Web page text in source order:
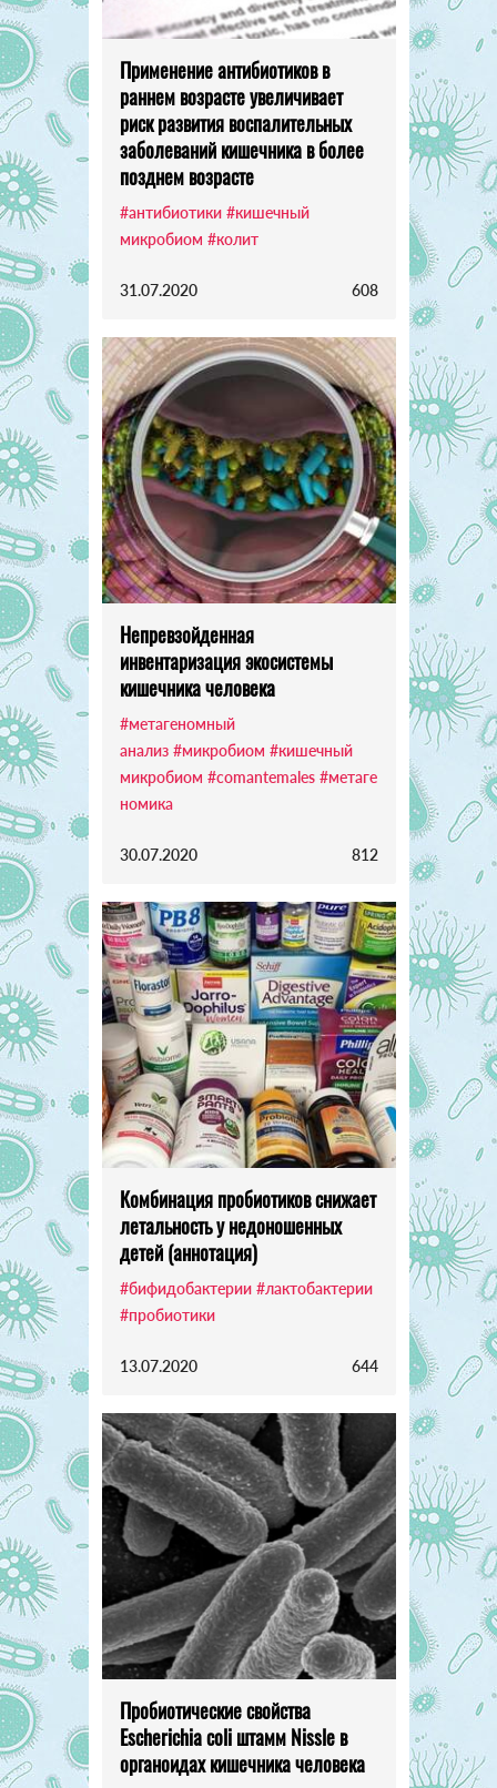
Применение антибиотиков в
раннем возрасте увеличивает
риск развития воспалительных
заболеваний кишечника в более
позднем возрасте
#антибиотики #кишечный
микробиом #колит
31.07.2020 608
Непревзойденная
инвентаризация экосистемы
кишечника человека
#метагеномный
анализ #микробиом #кишечный
микробиом #comantemales #метаге
номика
30.07.2020 812
Комбинация пробиотиков снижает
летальность у недоношенных
детей (аннотация)
#бифидобактерии #лактобактерии
#пробиотики
13.07.2020 644
Пробиотические свойства
Escherichia coli штамм Nissle в
органоидах кишечника человека